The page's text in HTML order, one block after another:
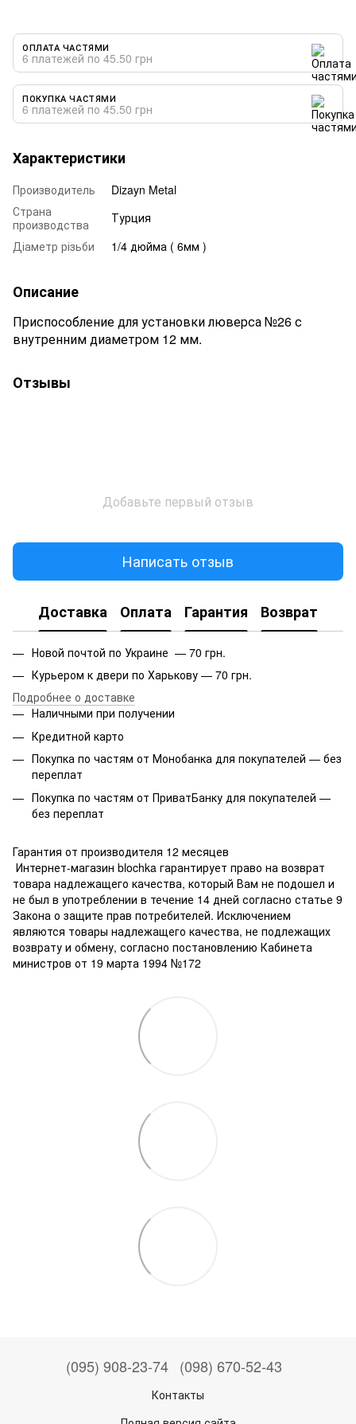
ОПЛАТА ЧАСТЯМИ
6 платежей по 45.50 грн
ПОКУПКА ЧАСТЯМИ
6 платежей по 45.50 грн
Характеристики
Производитель
Dizayn Metal
Страна
производства
Турция
Діаметр різьби
1/4 дюйма ( 6мм )
Описание
Приспособление для установки люверса №26 с
внутренним диаметром 12 мм.
Отзывы
Добавьте первый отзыв
Написать отзыв
Доставка Оплата Гарантия Возврат
Новой почтой по Украине — 70 грн.
Курьером к двери по Харькову — 70 грн.
Подробнее о доставке
Наличными при получении
Кредитной карто
Покупка по частям от Монобанка для покупателей — без
переплат
Покупка по частям от ПриватБанку для покупателей —
без переплат
Гарантия от производителя 12 месяцев
Интернет-магазин blochka гарантирует право на возврат
товара надлежащего качества, который Вам не подошел и
не был в употреблении в течение 14 дней согласно статье 9
Закона о защите прав потребителей. Исключением
являются товары надлежащего качества, не подлежащих
возврату и обмену, согласно постановлению Кабинета
министров от 19 марта 1994 №172
(095) 908-23-74 (098) 670-52-43
Контакты